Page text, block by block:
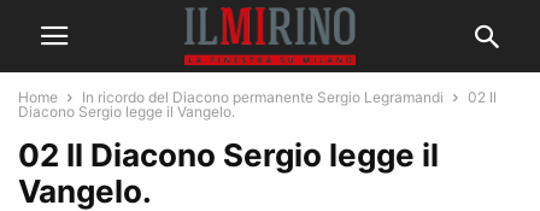
Home In ricordo del Diacono permanente Sergio Legramandi
02 Il
Diacono Sergio legge il Vangelo.
02 Il Diacono Sergio legge il
Vangelo.